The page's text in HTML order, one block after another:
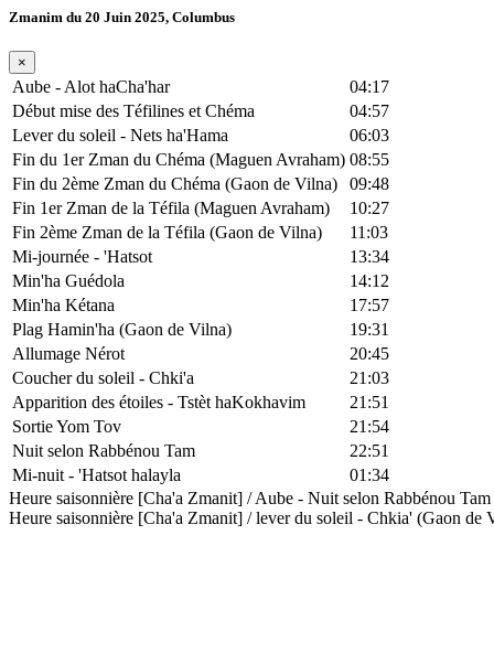
Zmanim du 20 Juin 2025, Columbus
×
Aube - Alot haCha'har
04:17
Début mise des Téfilines et Chéma
04:57
Lever du soleil - Nets ha'Hama
06:03
Fin du 1er Zman du Chéma (Maguen Avraham) 08:55
Fin du 2ème Zman du Chéma (Gaon de Vilna)
09:48
Fin 1er Zman de la Téfila (Maguen Avraham)
10:27
Fin 2ème Zman de la Téfila (Gaon de Vilna)
11:03
Mi-journée - 'Hatsot
13:34
Min'ha Guédola
14:12
Min'ha Kétana
17:57
Plag Hamin'ha (Gaon de Vilna)
19:31
Allumage Nérot
20:45
Coucher du soleil - Chki'a
21:03
Apparition des étoiles - Tstèt haKokhavim
21:51
Sortie Yom Tov
21:54
Nuit selon Rabbénou Tam
22:51
Mi-nuit - 'Hatsot halayla
01:34
Heure saisonnière [Cha'a Zmanit] / Aube - Nuit selon Rabbénou
Heure saisonnière [Cha'a Zmanit] / lever du soleil - Chkia' (Gaon de